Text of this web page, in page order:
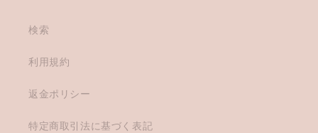
検索
利用規約
返金ポリシー
特定商取引法に基づく表記